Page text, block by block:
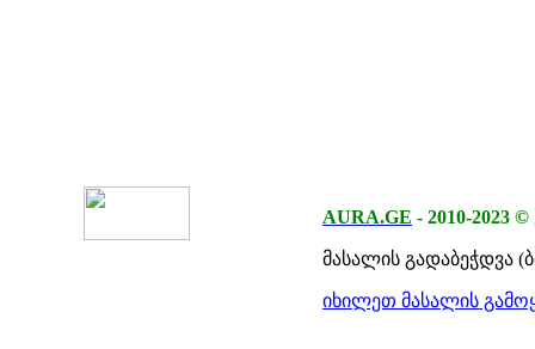
AURA.GE - 2010-2023 ©
მასალის გადაბეჭდვა
იხილეთ მასალის